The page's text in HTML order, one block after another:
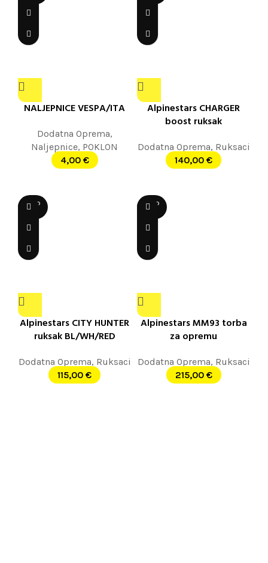
NALJEPNICE VESPA/ITA
Dodatna Oprema,
Naljepnice, POKLON
4,00 €
Alpinestars CHARGER
boost ruksak
Dodatna Oprema, Ruksaci
140,00 €
SOLD
OUT
Alpinestars CITY HUNTER
ruksak BL/WH/RED
Dodatna Oprema, Ruksaci
115,00 €
SOLD
OUT
Alpinestars MM93 torba
za opremu
Dodatna Oprema, Ruksaci
215,00 €